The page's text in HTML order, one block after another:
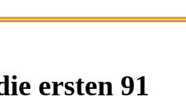
ersten 91